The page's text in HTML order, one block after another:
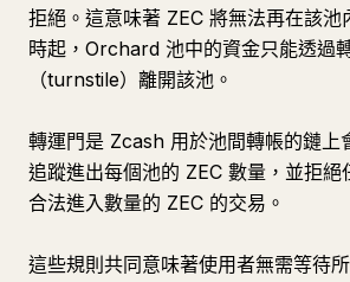
拒絕。這意味著 ZEC 將無法再在該池
時起，Orchard 池中的資金只能透過
（turnstile）離開該池。
轉運門是 Zcash 用於池間轉帳的鏈上
追蹤進出每個池的 ZEC 數量，並拒絕
合法進入數量的 ZEC 的交易。
這些規則共同意味著使用者無需等待所